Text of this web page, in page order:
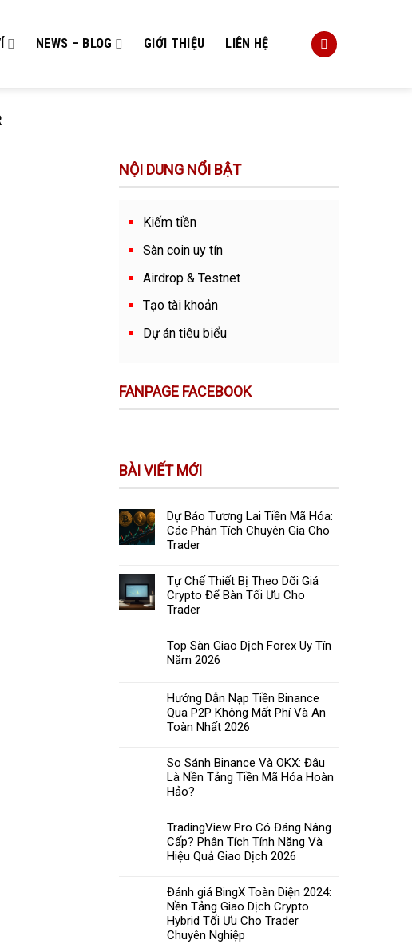
NEWS – BLOG GIỚI THIỆU LIÊN HỆ
NỘI DUNG NỔI BẬT
Kiếm tiền
Sàn coin uy tín
Airdrop & Testnet
Tạo tài khoản
Dự án tiêu biểu
FANPAGE FACEBOOK
BÀI VIẾT MỚI
Dự Báo Tương Lai Tiền Mã Hóa:
Các Phân Tích Chuyên Gia Cho
Trader
Tự Chế Thiết Bị Theo Dõi Giá
Crypto Để Bàn Tối Ưu Cho
Trader
Top Sàn Giao Dịch Forex Uy Tín
Năm 2026
Hướng Dẫn Nạp Tiền Binance
Qua P2P Không Mất Phí Và An
Toàn Nhất 2026
So Sánh Binance Và OKX: Đâu
Là Nền Tảng Tiền Mã Hóa Hoàn
Hảo?
TradingView Pro Có Đáng Nâng
Cấp? Phân Tích Tính Năng Và
Hiệu Quả Giao Dịch 2026
Đánh giá BingX Toàn Diện 2024:
Nền Tảng Giao Dịch Crypto
Hybrid Tối Ưu Cho Trader
Chuyên Nghiệp